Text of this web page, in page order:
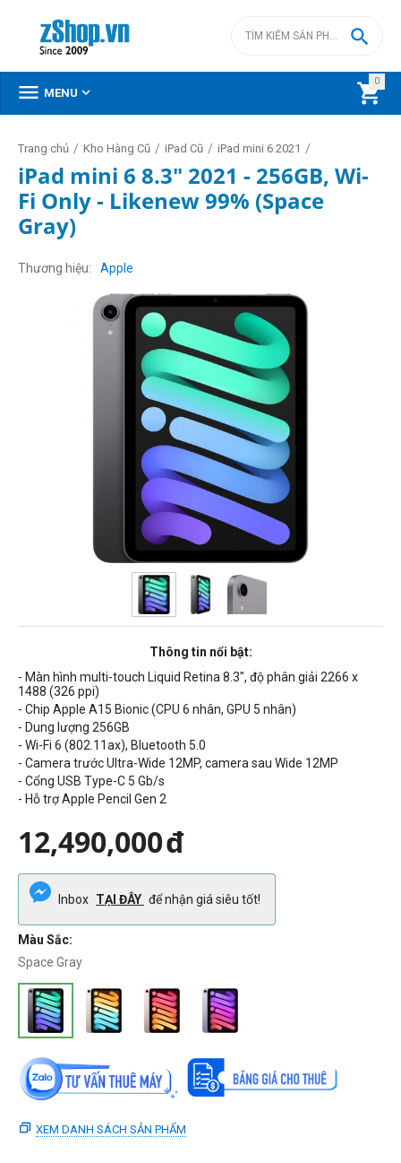
0


 MENU 
Trang chủ / Kho Hàng Cũ / iPad Cũ / iPad mini 6 2021 /
iPad mini 6 8.3" 2021 - 256GB, Wi-
Fi Only - Likenew 99% (Space
Gray)
Thương hiệu Apple
Thông tin nổi bật:
- Màn hình multi-touch Liquid Retina 8.3", độ phân giải 2266 x
1488 (326 ppi)
- Chip Apple A15 Bionic (CPU 6 nhân, GPU 5 nhân)
- Dung lượng 256GB
- Wi-Fi 6 (802.11ax), Bluetooth 5.0
- Camera trước Ultra-Wide 12MP, camera sau Wide 12MP
- Cổng USB Type-C 5 Gb/s
- Hỗ trợ Apple Pencil Gen 2
12,490,000đ
Inbox TẠI ĐÂY để nhận giá siêu tốt!
Màu Sắc:
Space Gray
XEM DANH SÁCH SẢN PHẨM